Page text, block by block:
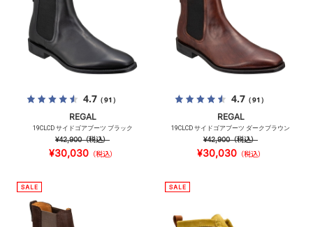
4.7（91）
REGAL
19CLCD サイドゴアブーツ ブラック
¥42,900（税込）
¥30,030（税込）
4.7（91）
REGAL
19CLCD サイドゴアブーツ ダークブラウン
¥42,900（税込）
¥30,030（税込）